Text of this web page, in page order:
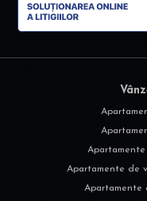
Apartamente de
Apartamente